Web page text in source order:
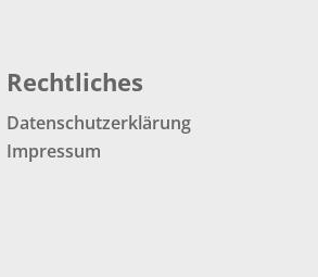
Rechtliches
Datenschutzerklärung
Impressum